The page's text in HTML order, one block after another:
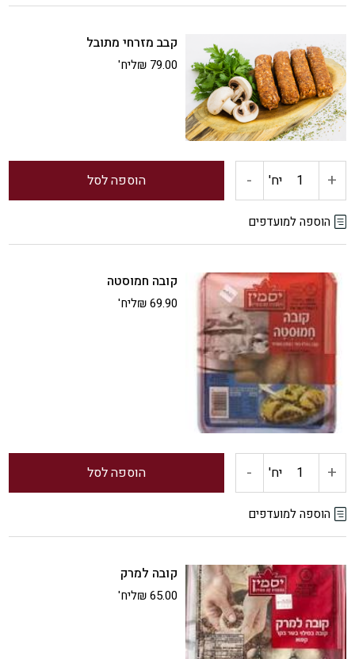
לוינסקי
תפו'א
קבב מזרחי מתובל
₪ 79.00 ליח'
+ כמות
של
מזרחי
מתובל
יח' - הוספה לסל
הוספה למועדפים
קובה חמוסטה
₪69.90 ליח'
+ כמות
של
חמוסטה
יח' - הוספה לסל
הוספה למועדפים
קובה למרק
₪65.00 ליח'